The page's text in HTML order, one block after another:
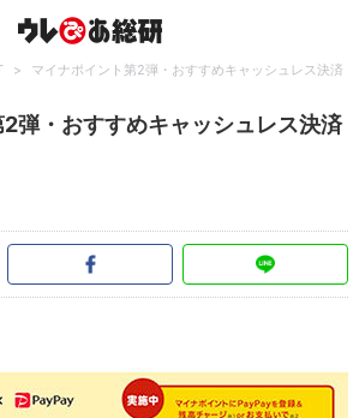
>
マイナポイント第2弾・おすすめキャッシュレス決済
弾・おすすめキャッシュレス決済